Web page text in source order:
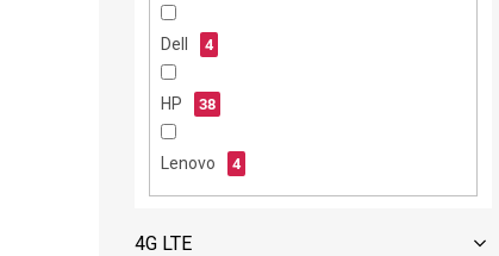
Dell 4
HP 38
Lenovo 4
4G LTE